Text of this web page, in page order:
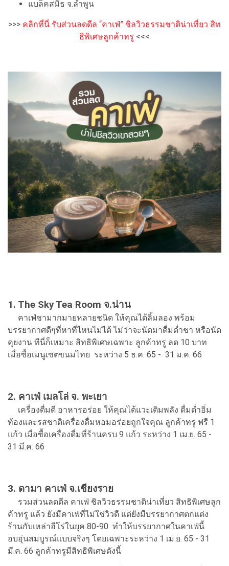
แบล็คสมิธ จ.ลำพูน
>>> คลิกที่นี่ รับส่วนลดดีล “คาเฟ่” ชิลวิวธรรมชาติน่าเที่ยว สิท
ธิพิเศษลูกค้าทรู <<<
1. The Sky Tea Room จ.น่าน
คาเฟ่ชามากมายหลายชนิด ให้คุณได้ลิ้มลอง พร้อม
บรรยากาศดีๆที่หาที่ไหนไม่ได้ ไม่ว่าจะนัดมาดื่มด่ำชา หรือนัด
คุยงาน ทีนี่ก็เหมาะ สิทธิพิเศษเฉพาะ ลูกค้าทรู ลด 10 บาท
เมื่อซื้อเมนูเซตขนมไทย ระหว่าง 5 ธ.ค. 65 - 31 ม.ค. 66
2. คาเฟ่ เมลโล่ จ. พะเยา
เครื่องดื่มดี อาหารอร่อย ให้คุณได้แวะเติมพลัง ดื่มด่ำอิ่ม
ท้องและรสชาติเครื่องดื่มหอมอร่อยถูกใจคุณ ลูกค้าทรู ฟรี 1
แก้ว เมื่อซื้อเครื่องดื่มที่ร้านครบ 9 แก้ว ระหว่าง 1 เม.ย. 65 -
31 มี.ค. 66
3. ดามา คาเฟ่ จ.เชียงราย
รวมส่วนลดดีล คาเฟ่ ชิลวิวธรรมชาติน่าเที่ยว สิทธิพิเศษลูก
ค้าทรู แล้ว ยังมีคาเฟ่ที่ไม่ใช่วิวดี แต่ยังมีบรรยากาศตกแต่ง
ร้านกับเหล่าฮีโร่ในยุค 80-90 ทำให้บรรยากาศในคาเฟ่นี้
อบอุ่นสมบูรณ์แบบจริงๆ โดยเฉพาะระหว่าง 1 เม.ย. 65 - 31
มี.ค. 66 ลูกค้าทรูมีสิทธิพิเศษดังนี้